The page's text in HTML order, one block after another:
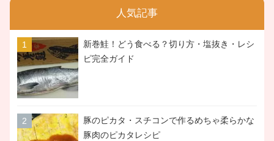
人気記事
新巻鮭！どう食べる？切り方・塩抜き・レシ
ピ完全ガイド
豚のピカタ・スチコンで作るめちゃ柔らかな
豚肉のピカタレシピ